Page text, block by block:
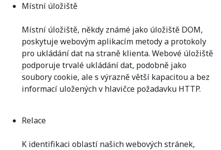
Místní úložiště
Místní úložiště, někdy známé jako úložiště DOM,
poskytuje webovým aplikacím metody a protokoly
pro ukládání dat na straně klienta. Webové úložiště
podporuje trvalé ukládání dat, podobně jako
soubory cookie, ale s výrazně větší kapacitou a bez
informací uložených v hlavičce požadavku HTTP.
Relace
K identifikaci oblastí našich webových stránek,